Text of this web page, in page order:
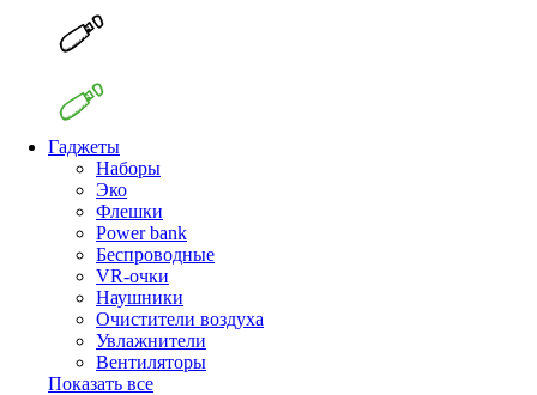
Гаджеты
Наборы
Эко
Флешки
Power bank
Беспроводные
VR-очки
Наушники
Очистители воздуха
Увлажнители
Вентиляторы
Показать все